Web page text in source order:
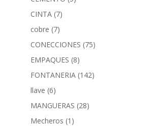
CINTA (7)
cobre (7)
CONECCIONES (75)
EMPAQUES (8)
FONTANERIA (142)
llave (6)
MANGUERAS (28)
Mecheros (1)